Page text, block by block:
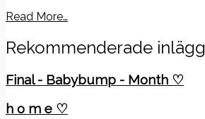
Read More…
Rekommenderade inlägg
Final - Babybump - Month ♡
h o m e ♡